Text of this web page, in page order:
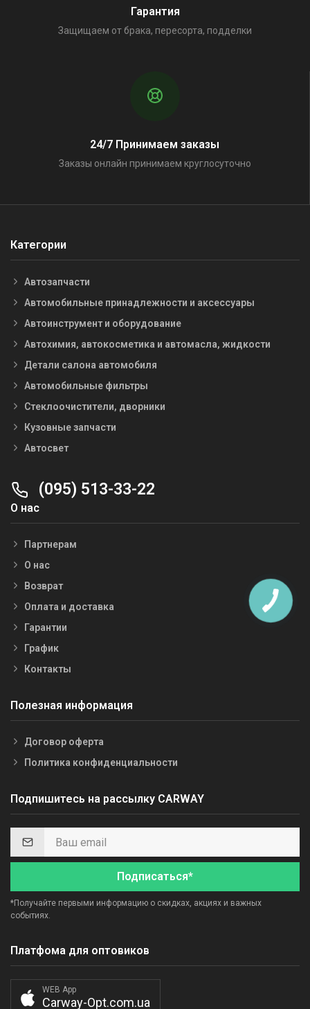
Гарантия
Защищаем от брака, пересорта, подделки
24/7 Принимаем заказы
Заказы онлайн принимаем круглосуточно
Категории
Автозапчасти
Автомобильные принадлежности и аксессуары
Автоинструмент и оборудование
Автохимия, автокосметика и автомасла, жидкости
Детали салона автомобиля
Автомобильные фильтры
Стеклоочистители, дворники
Кузовные запчасти
Автосвет
(095) 513-33-22
О нас
Партнерам
О нас
Возврат
Оплата и доставка
Гарантии
График
Контакты
Полезная информация
Договор оферта
Политика конфиденциальности
Подпишитесь на рассылку CARWAY
Подписаться*
*Получайте первыми информацию о скидках, акциях и важных
событиях.
Платфома для оптовиков
WEB App
Carway-Opt.com.ua